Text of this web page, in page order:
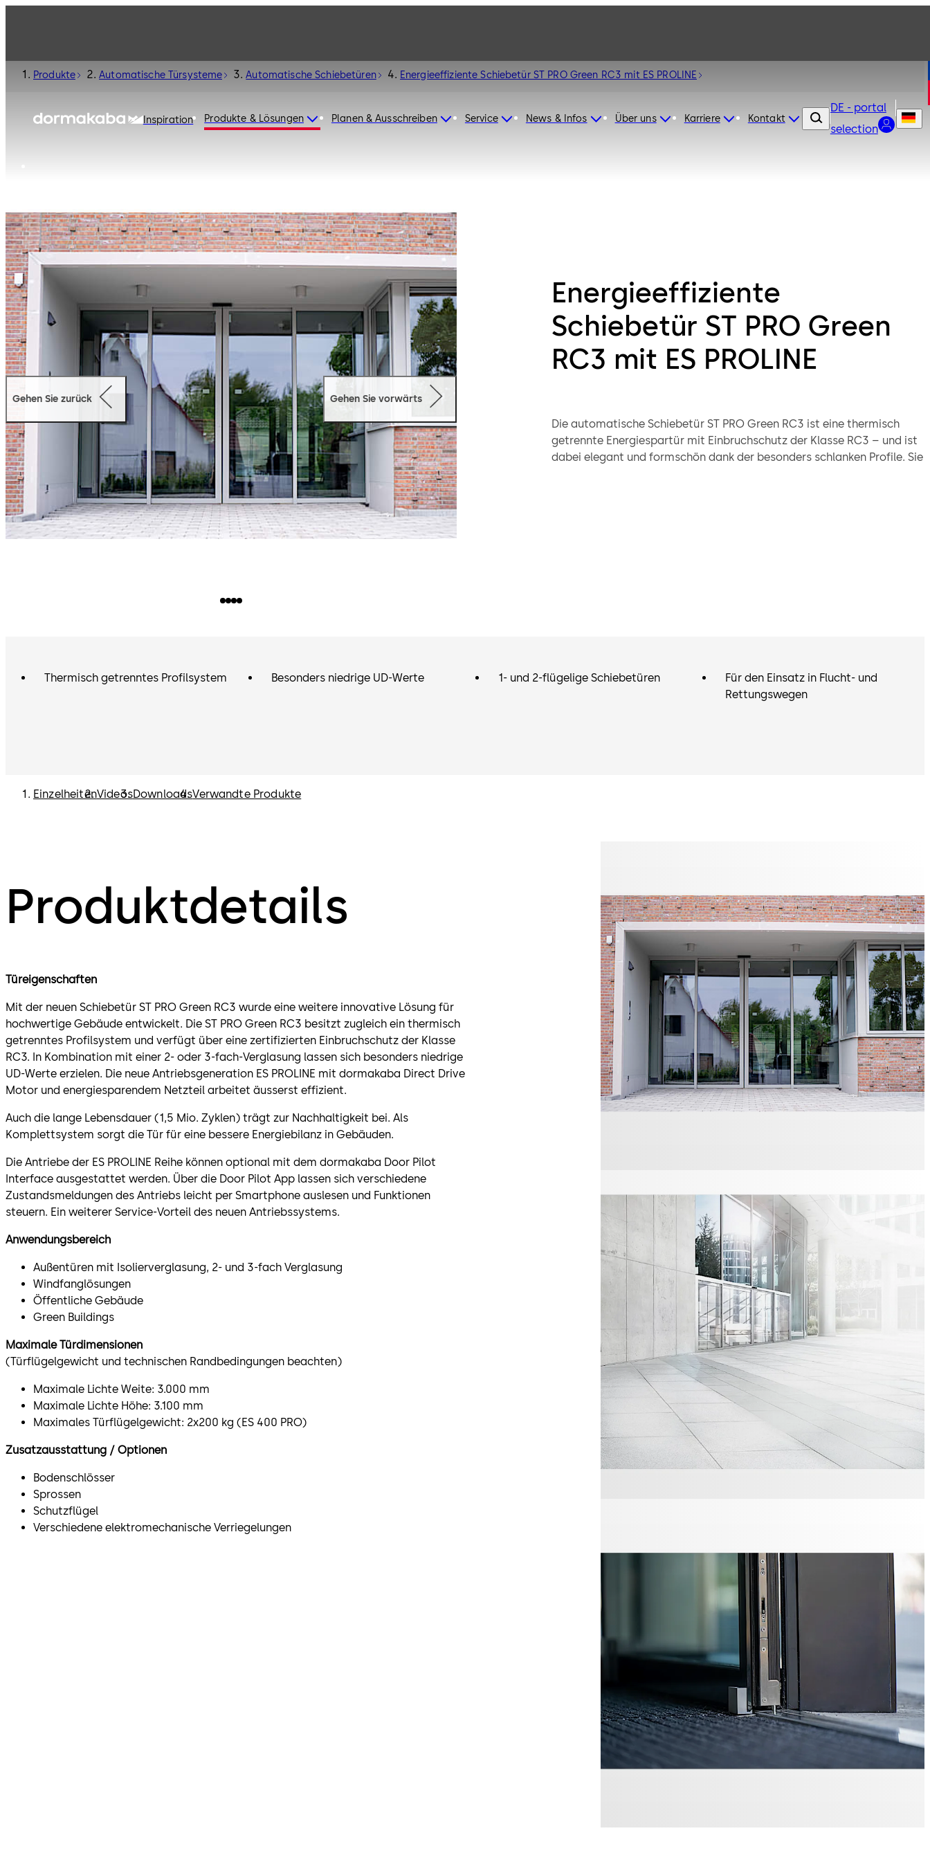
Inspiration Produkte & Lösungen Planen & Ausschreiben Service News & Infos Über uns Karriere Kontakt
DE - portal
selection
Produkte Automatische Türsysteme Automatische Schiebetüren Energieeffiziente Schiebetür ST PRO Green RC3 mit ES PROLINE
Energieeffiziente
Schiebetür ST PRO Green
RC3 mit ES PROLINE
Die automatische Schiebetür ST PRO Green RC3 ist eine thermisch
getrennte Energiespartür mit Einbruchschutz der Klasse RC3 – und ist
dabei elegant und formschön dank der besonders schlanken Profile. Sie
Gehen Sie zurück Gehen Sie vorwärts
Thermisch getrenntes Profilsystem Besonders niedrige UD-Werte 1- und 2-flügelige Schiebetüren
Für den Einsatz in Flucht- und
Rettungswegen
EinzelheitenVideosDownloadsVerwandte Produkte
Produktdetails
Türeigenschaften
Mit der neuen Schiebetür ST PRO Green RC3 wurde eine weitere innovative Lösung für
hochwertige Gebäude entwickelt. Die ST PRO Green RC3 besitzt zugleich ein thermisch
getrenntes Profilsystem und verfügt über eine zertifizierten Einbruchschutz der Klasse
RC3. In Kombination mit einer 2- oder 3-fach-Verglasung lassen sich besonders niedrige
UD-Werte erzielen. Die neue Antriebsgeneration ES PROLINE mit dormakaba Direct Drive
Motor und energiesparendem Netzteil arbeitet äusserst effizient.
Auch die lange Lebensdauer (1,5 Mio. Zyklen) trägt zur Nachhaltigkeit bei. Als
Komplettsystem sorgt die Tür für eine bessere Energiebilanz in Gebäuden.
Die Antriebe der ES PROLINE Reihe können optional mit dem dormakaba Door Pilot
Interface ausgestattet werden. Über die Door Pilot App lassen sich verschiedene
Zustandsmeldungen des Antriebs leicht per Smartphone auslesen und Funktionen
steuern. Ein weiterer Service-Vorteil des neuen Antriebssystems.
Anwendungsbereich
Außentüren mit Isolierverglasung, 2- und 3-fach Verglasung
Windfanglösungen
Öffentliche Gebäude
Green Buildings
Maximale Türdimensionen
(Türflügelgewicht und technischen Randbedingungen beachten)
Maximale Lichte Weite: 3.000 mm
Maximale Lichte Höhe: 3.100 mm
Maximales Türflügelgewicht: 2x200 kg (ES 400 PRO)
Zusatzausstattung / Optionen
Bodenschlösser
Sprossen
Schutzflügel
Verschiedene elektromechanische Verriegelungen